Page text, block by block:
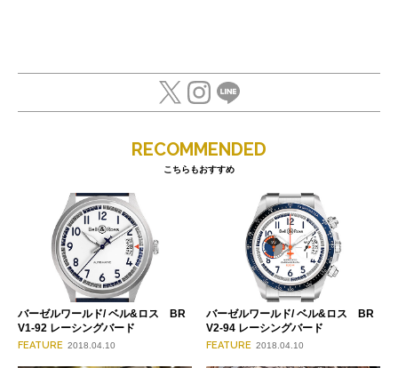
RECOMMENDED
こちらもおすすめ
バーゼルワールド/ ベル&ロス BR
V1-92 レーシングバード
FEATURE 2018.04.10
バーゼルワールド/ ベル&ロス BR
V2-94 レーシングバード
FEATURE 2018.04.10